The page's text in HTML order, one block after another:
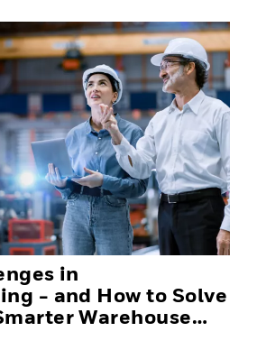
in
- and How to Solve
Warehouse